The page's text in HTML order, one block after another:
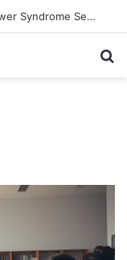
Cara Efektif Mengatasi Gejala Post Power Syndrome Setelah Pensiun Kerja